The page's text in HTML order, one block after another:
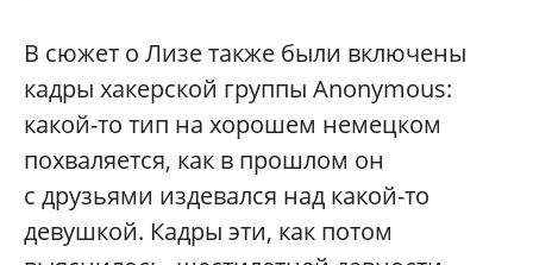
В сюжет о Лизе также были включены
кадры хакерской группы Anоnymous:
какой-то тип на хорошем немецком
похваляется, как в прошлом он
с друзьями издевался над какой-то
девушкой. Кадры эти, как потом